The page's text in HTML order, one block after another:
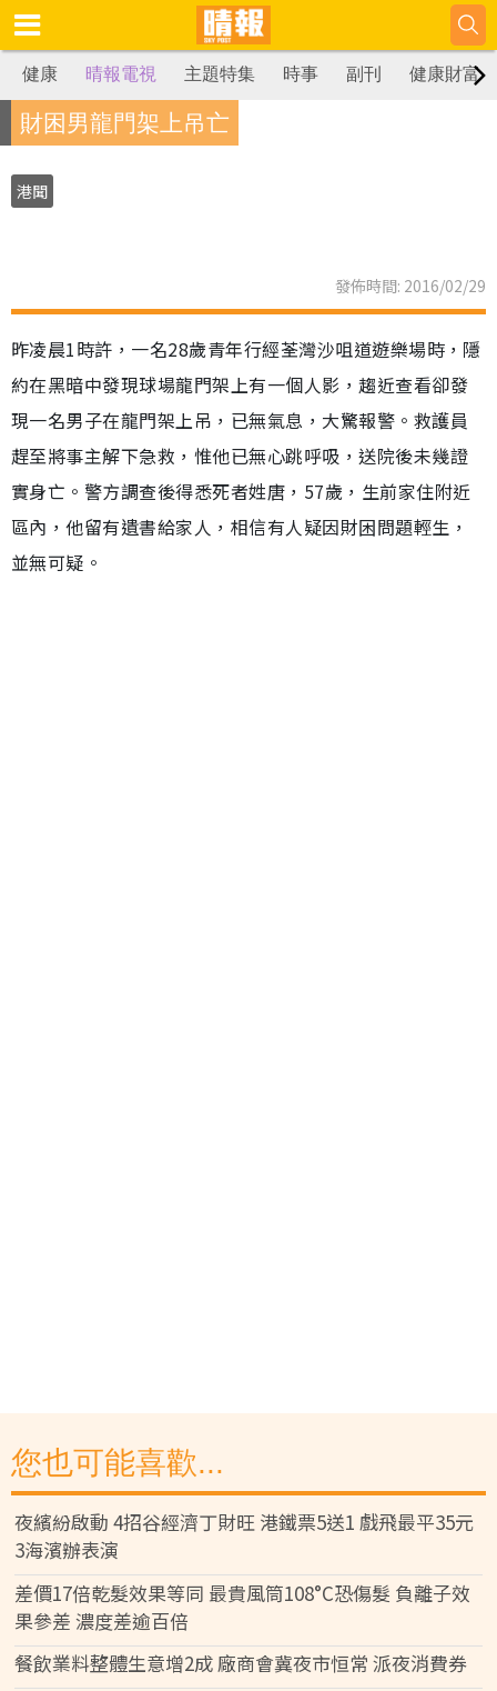
健康 晴報電視 主題特集 時事 副刊 健康財富
財困男龍門架上吊亡
港聞
發佈時間: 2016/02/29
昨凌晨1時許，一名28歲青年行經荃灣沙咀道遊樂場時，隱
約在黑暗中發現球場龍門架上有一個人影，趨近查看卻發
現一名男子在龍門架上吊，已無氣息，大驚報警。救護員
趕至將事主解下急救，惟他已無心跳呼吸，送院後未幾證
實身亡。警方調查後得悉死者姓唐，57歲，生前家住附近
區內，他留有遺書給家人，相信有人疑因財困問題輕生，
並無可疑。
您也可能喜歡...
夜繽紛啟動 4招谷經濟丁財旺 港鐵票5送1 戲飛最平35元
3海濱辦表演
差價17倍乾髮效果等同 最貴風筒108°C恐傷髮 負離子效
果參差 濃度差逾百倍
餐飲業料整體生意增2成 廠商會冀夜市恒常 派夜消費券